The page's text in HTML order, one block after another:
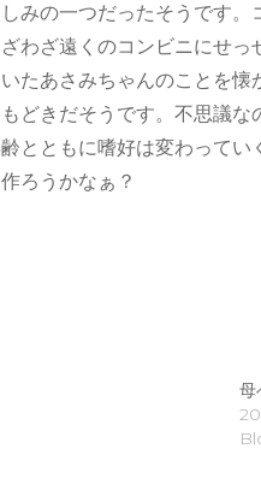
の一つだったそうです。
わざ遠くのコンビニにせ
たあさみちゃんのことを
きだそうです。不思議な
ともに嗜好は変わってい
ろうかなぁ？
母